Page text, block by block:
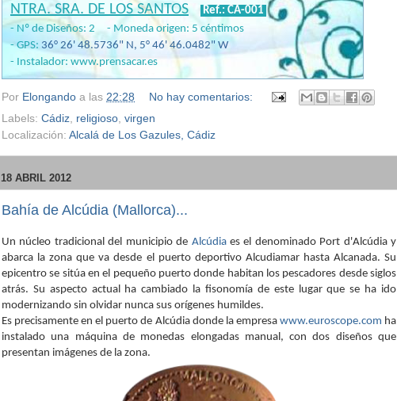
NTRA. SRA. DE LOS SANTOS
Ref.: CA-001
- Nº de Diseños: 2 - Moneda origen: 5 céntimos
- GPS: 36° 26' 48.5736" N, 5° 46' 46.0482" W
- Instalador: www.prensacar.es
Por Elongando a las 22:28
No hay comentarios:
Labels: Cádiz, religioso, virgen
Localización: Alcalá de Los Gazules, Cádiz
18 ABRIL 2012
Bahía de Alcúdia (Mallorca)...
Un núcleo tradicional del municipio de Alcúdiaes el denominado Port d'Alcúdia y
abarca la zona que va desde el puerto deportivo Alcudiamar hasta Alcanada. Su
epicentro se sitúa en el pequeño puerto donde habitan los pescadores desde siglos
atrás. Su aspecto actual ha cambiado la fisonomía de este lugar que se ha ido
modernizando sin olvidar nunca sus orígenes humildes.
Es precisamente en el puerto de Alcúdia donde la empresa www.euroscope.com ha
instalado una máquina de monedas elongadas manual, con dos diseños que
presentan imágenes de la zona.